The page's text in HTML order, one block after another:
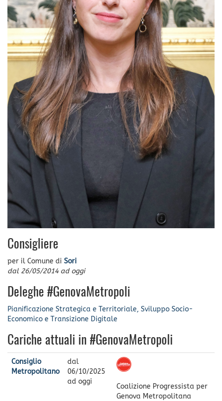
Consigliere
per il Comune di Sori
dal 26/05/2014ad oggi
Deleghe #GenovaMetropoli
Pianificazione Strategica e Territoriale, Sviluppo Socio-
Economico e Transizione Digitale
Cariche attuali in #GenovaMetropoli
Consiglio
Metropolitano
dal
06/10/2025
ad oggi
Coalizione Progressista per
Genova Metropolitana